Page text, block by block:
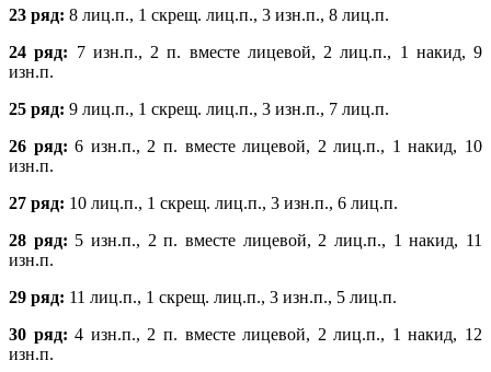
23 ряд: 8 лиц.п., 1 скрещ. лиц.п., 3 изн.п., 8 лиц.п.
24 ряд: 7 изн.п., 2 п. вместе лицевой, 2 лиц.п., 1 накид, 9
изн.п.
25 ряд: 9 лиц.п., 1 скрещ. лиц.п., 3 изн.п., 7 лиц.п.
26 ряд: 6 изн.п., 2 п. вместе лицевой, 2 лиц.п., 1 накид, 10
изн.п.
27 ряд: 10 лиц.п., 1 скрещ. лиц.п., 3 изн.п., 6 лиц.п.
28 ряд: 5 изн.п., 2 п. вместе лицевой, 2 лиц.п., 1 накид, 11
изн.п.
29 ряд: 11 лиц.п., 1 скрещ. лиц.п., 3 изн.п., 5 лиц.п.
30 ряд: 4 изн.п., 2 п. вместе лицевой, 2 лиц.п., 1 накид, 12
изн.п.